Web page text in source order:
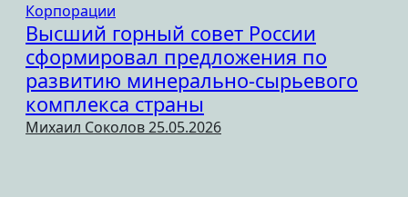
Корпорации
Высший горный совет России
сформировал предложения по
развитию минерально-сырьевого
комплекса страны
Михаил Соколов25.05.2026